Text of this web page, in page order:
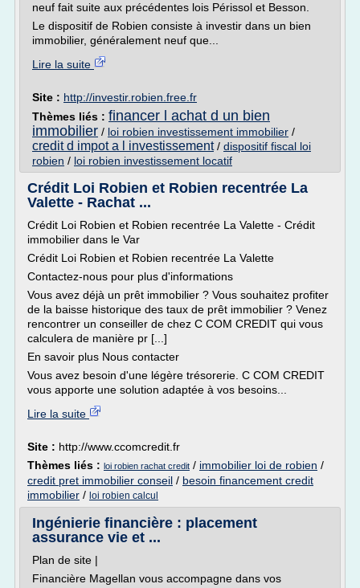
neuf fait suite aux précédentes lois Périssol et Besson.
Le dispositif de Robien consiste à investir dans un bien
immobilier, généralement neuf que...
Lire la suite
Site : http://investir.robien.free.fr
Thèmes liés : financer l achat d un bien
immobilier / loi robien investissement immobilier /
credit d impot a l investissement/ dispositif fiscal loi
robien / loi robien investissement locatif
Crédit Loi Robien et Robien recentrée La
Valette - Rachat ...
Crédit Loi Robien et Robien recentrée La Valette - Crédit
immobilier dans le Var
Crédit Loi Robien et Robien recentrée La Valette
Contactez-nous pour plus d'informations
Vous avez déjà un prêt immobilier ? Vous souhaitez profiter
de la baisse historique des taux de prêt immobilier ? Venez
rencontrer un conseiller de chez C COM CREDIT qui vous
calculera de manière pr [...]
En savoir plus Nous contacter
Vous avez besoin d'une légère trésorerie. C COM CREDIT
vous apporte une solution adaptée à vos besoins...
Lire la suite
Site : http://www.ccomcredit.fr
Thèmes liés : loi robien rachat credit / immobilier loi de robien /
credit pret immobilier conseil / besoin financement credit
immobilier / loi robien calcul
Ingénierie financière : placement
assurance vie et ...
Plan de site |
Financière Magellan vous accompagne dans vos